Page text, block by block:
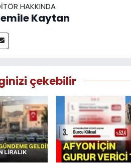
HAKKINDA
Kaytan
çekebilir